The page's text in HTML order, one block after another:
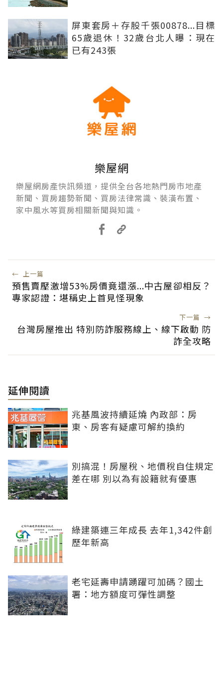
屏東套房＋存股千張00878...目標
65歲退休！32歲台北人曝：現在
已有243張
樂屋網
樂屋網房產快訊頻道，提供全台各地熱門房市地產
新聞、買房趨勢新聞、買房法律常識、裝潢布置、
家中風水等買房相關新聞與知識。
← 上一篇
預售賣壓激增53%房價竟還漲...中古屋卻相反？
專家認證：堪稱史上首見怪現象
下一篇 →
台灣房屋推出 特別防詐服務線上、線下啟動 防
詐全攻略
延伸閱讀
兆基風波持續延燒 內政部：房
東、房客有疑慮可解約換約
別搞混！房屋稅、地價稅自住規定
差在哪 別以為有設籍就有優惠
綠建築連三年成長 去年1,342件創
歷年新高
老宅延壽申請踴躍可加碼？國土
署：地方額度可彈性調整